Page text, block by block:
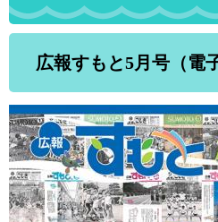
広報すもと5月号（電